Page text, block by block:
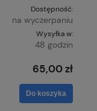
Dostępność:
na wyczerpaniu
Wysyłka w:
48 godzin
65,00 zł
Do koszyka